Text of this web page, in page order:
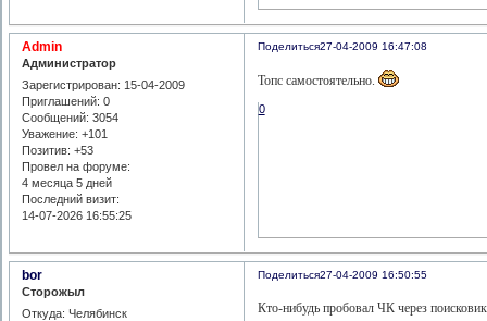
Поделиться27-04-2009 16:47:08
Admin
Администратор
Зарегистрирован: 15-04-2009
Приглашений: 0
Сообщений: 3054
Уважение: +101
Позитив: +53
Провел на форуме:
4 месяца 5 дней
Последний визит:
14-07-2026 16:55:25
Топс самостоятельно.
0
Поделиться27-04-2009 16:50:55
bor
Сторожыл
Откуда: Челябинск
Кто-нибудь пробовал ЧК через поисковик